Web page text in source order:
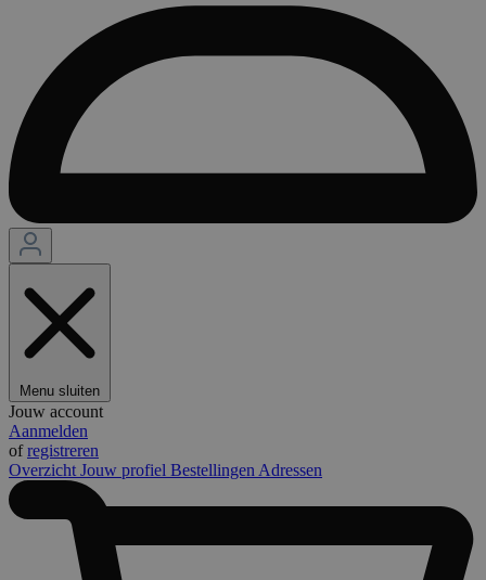
Menu sluiten
Jouw account
Aanmelden
ofregistreren
Overzicht Jouw profiel Bestellingen Adressen